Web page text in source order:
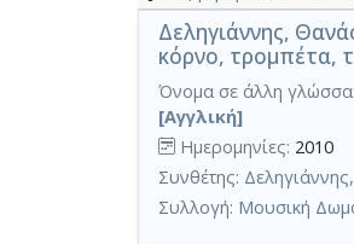
Δεληγιάννης,
κόρνο, τρομπέτα,
Όνομα σε άλλη γλώσσα:
[Αγγλική]
Ημερομηνίες: 2010
Συνθέτης:
Συλλογή: Μουσική